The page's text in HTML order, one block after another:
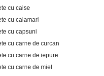
cu caise
cu calamari
cu capsuni
cu carne de curcan
cu carne de iepure
cu carne de miel